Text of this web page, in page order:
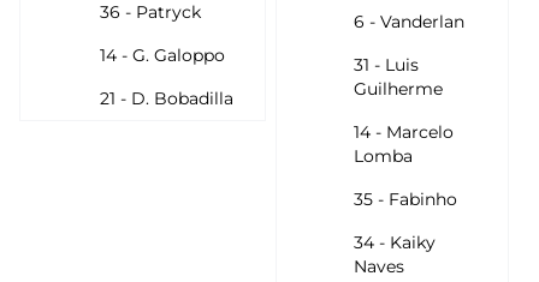
36 - Patryck
14 - G. Galoppo
21 - D. Bobadilla
6 - Vanderlan
31 - Luis
Guilherme
14 - Marcelo
Lomba
35 - Fabinho
34 - Kaiky
Naves